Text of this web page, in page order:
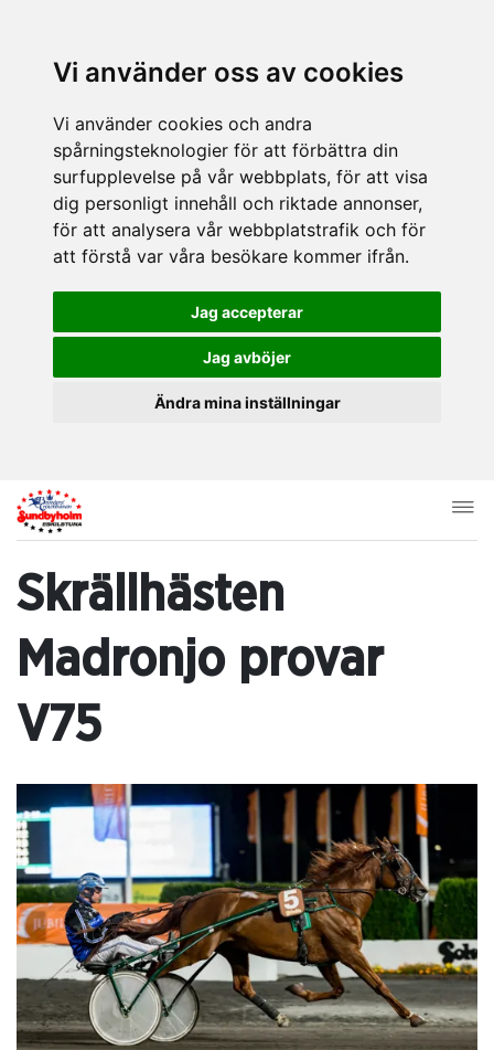
Vi använder oss av cookies
Vi använder cookies och andra
spårningsteknologier för att förbättra din
surfupplevelse på vår webbplats, för att visa
dig personligt innehåll och riktade annonser,
för att analysera vår webbplatstrafik och för
att förstå var våra besökare kommer ifrån.
Jag accepterar
Jag avböjer
Ändra mina inställningar
Skrällhästen
Madronjo provar
V75